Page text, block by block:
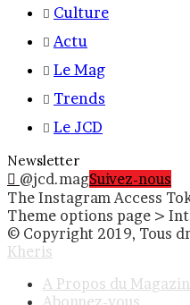
Culture
Actu
Le Mag
Trends
Le JCD
Newsletter
@jcd.magSuivez-nous
The Instagram Access
Theme options page >
© Copyright 2019, Tous
Kheris
A Propos du
Abonnez-vous